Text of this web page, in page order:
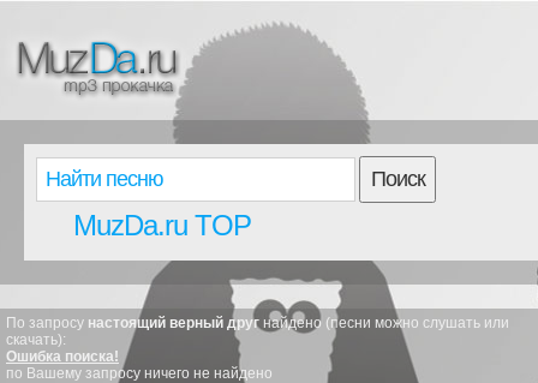
Поиск
MuzDa.ru TOP
По запросу настоящий верный друг найдено (песни можно слушать или
скачать):
Ошибка поиска!
по Вашему запросу ничего не найдено